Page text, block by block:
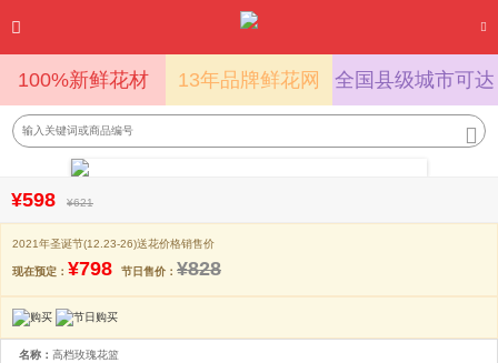
100%新鲜花材 13年品牌鲜花网 全国县级城市可达
¥598 ¥621
2021年圣诞节(12.23-26)送花价格销售价
现在预定： ¥798 节日售价： ¥828
名称： 高档玫瑰花篮